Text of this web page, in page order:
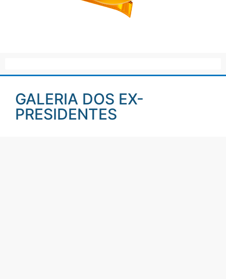
GALERIA DOS EX-
PRESIDENTES